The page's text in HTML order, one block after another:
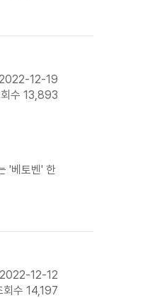
12-19
수 13,893
'베토벤' 한
2022-12-12
회수 14,197